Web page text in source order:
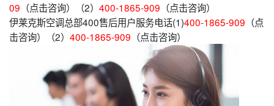
09 （点击咨询）（2） 400-1865-909 （点击咨询）
伊莱克斯空调总部400售后用户服务电话(1)400-1865-909 （点
击咨询）（2） 400-1865-909 （点击咨询）